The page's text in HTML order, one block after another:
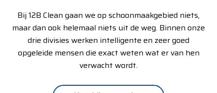
Bij 12B Clean gaan we op schoonmaakgebied niets,
maar dan ook helemaal niets uit de weg. Binnen onze
drie divisies werken intelligente en zeer goed
opgeleide mensen die exact weten wat er van hen
verwacht wordt.